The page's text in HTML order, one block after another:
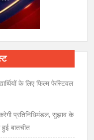
के लिए फिल्म फेस्टिवल
प्रतिनिधिमंडल, सुझाव के
बातचीत